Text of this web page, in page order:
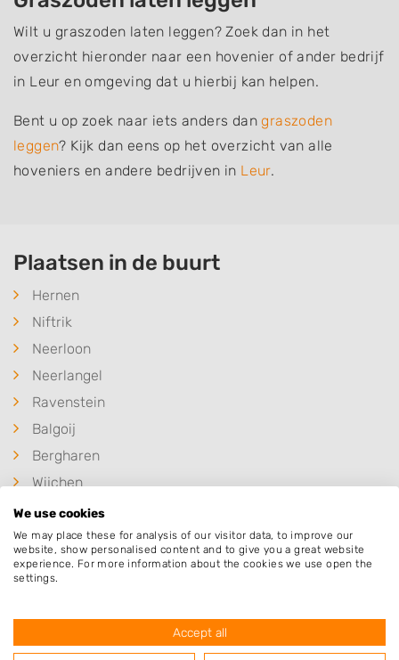
Wilt u graszoden laten leggen? Zoek dan in het
overzicht hieronder naar een hovenier of ander bedrijf
in Leur en omgeving dat u hierbij kan helpen.
Bent u op zoek naar iets anders dangraszoden
leggen? Kijk dan eens op het overzicht van alle
hoveniers en andere bedrijven in Leur.
Plaatsen in de buurt
Hernen
Niftrik
Neerloon
Neerlangel
Ravenstein
Balgoij
Bergharen
Wijchen
Demen
Batenburg
Huisseling
Overlangel
We use cookies
We may place these for analysis of our visitor data, to improve our
website, show personalised content and to give you a great website
experience. For more information about the cookies we use open the
settings.
Accept all